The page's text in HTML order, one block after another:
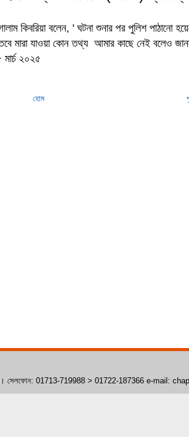
কিবরিয়া বলেন, ' ঘটনা শুনার পর পুলিশ পাঠানো
মারা যাওয়া কোন তথ্য আমার কাছে নেই বলেও
২০২৫
হোম
সেলফোন: 01713-719988 > 01722-187366 e-